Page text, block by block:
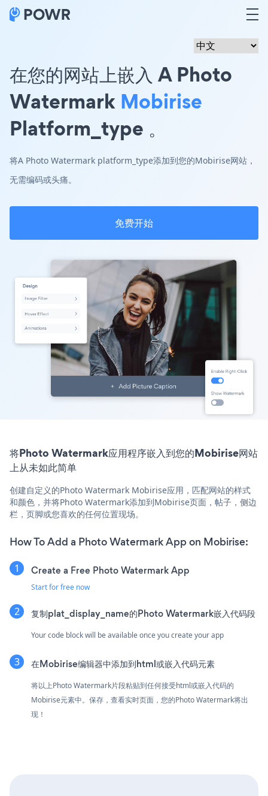
在您的网站上嵌入 A Photo
Watermark Mobirise
Platform_type 。
将A Photo Watermark platform_type添加到您的Mobirise网站，
无需编码或头痛。
免费开始
将Photo Watermark应用程序嵌入到您的Mobirise网站
上从未如此简单
创建自定义的Photo Watermark Mobirise应用，匹配网站的样式
和颜色，并将Photo Watermark添加到Mobirise页面，帖子，侧边
栏，页脚或您喜欢的任何位置现场。
How To Add a Photo Watermark App on Mobirise:
Create a Free Photo Watermark App
Start for free now
复制plat_display_name的Photo Watermark嵌入代码段
Your code block will be available once you create your app
在Mobirise编辑器中添加到html或嵌入代码元素
将以上Photo Watermark片段粘贴到任何接受html或嵌入代码的
Mobirise元素中。保存，查看实时页面，您的Photo Watermark将出
现！